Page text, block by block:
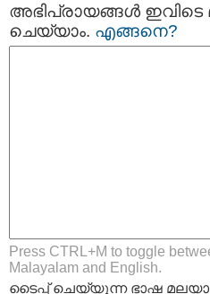
അഭിപ്രായങ്ങള്‍ ഇവിടെ
ചെയ്യാം. എങ്ങനെ?
Press CTRL+M to toggle
Malayalam and English.
ടൈപ്പ്‌ ചെയ്യുന്ന ഭാഷ